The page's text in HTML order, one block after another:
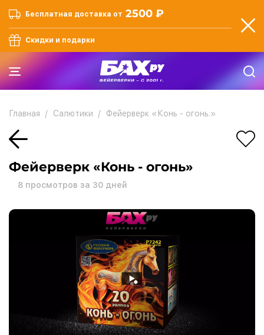
Бесплатная доставка от 2500 ₽
Скидки и подарки
Главная Салютики Фейерверк «Конь - огонь.»
Фейерверк «Конь - огонь»
8 просмотров за 30 дней